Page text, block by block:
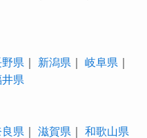
県 ｜ 新潟県 ｜ 岐阜県 ｜
県
県 ｜ 滋賀県 ｜ 和歌山県